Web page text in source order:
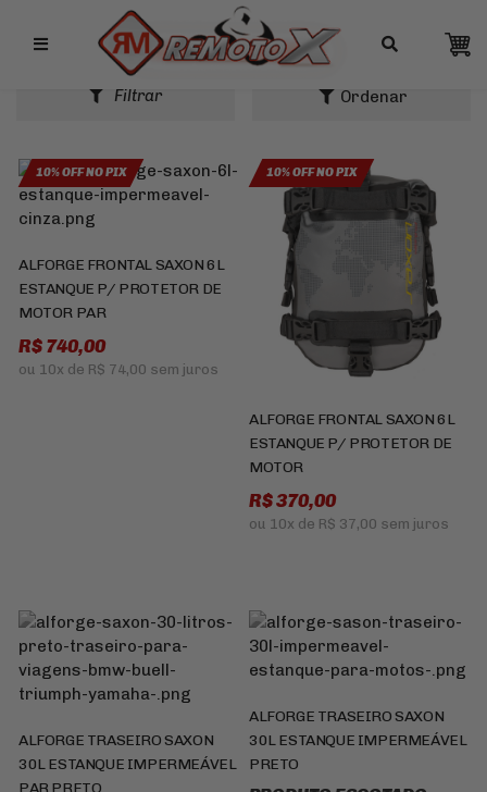
Remotox
ALFORGE
Filtrar
10% OFF NO PIX
ALFORGE FRONTAL SAXON 6L
ESTANQUE P/ PROTETOR DE
MOTOR PAR
R$ 740,00
ou 10x de R$ 74,00 sem juros
10% OFF NO PIX
ALFORGE FRONTAL SAXON 6L
ESTANQUE P/ PROTETOR DE
MOTOR
R$ 370,00
ou 10x de R$ 37,00 sem juros
ALFORGE TRASEIRO SAXON
30L ESTANQUE IMPERMEÁVEL
PAR PRETO
ALFORGE TRASEIRO SAXON
30L ESTANQUE IMPERMEÁVEL
PRETO